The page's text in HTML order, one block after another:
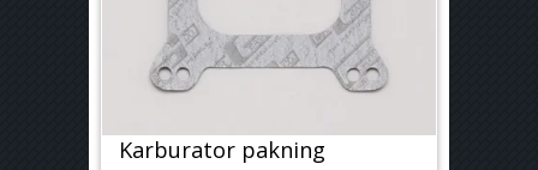
Karburator pakning